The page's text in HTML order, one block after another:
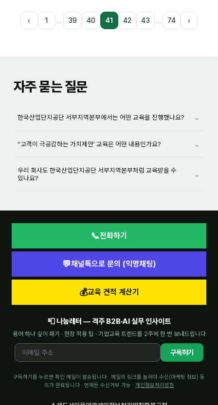
‹ 1 … 39 40 41 42 43 … 74 ›
자주 묻는 질문
한국산업단지공단 서부지역본부에서는 어떤 교육을 진행했나요? ⌄
‘'고객이 극공감하는 가치제안’ 교육은 어떤 내용인가요? ⌄
우리 회사도 한국산업단지공단 서부지역본부처럼 교육받을 수
있나요?
⌄
📞전화하기
💬채널톡으로 문의 (익명채팅)
💰교육 견적 계산기
📮 나눔레터 — 격주 B2B·AI 실무 인사이트
용어 하나 깊이 파기 · 현장 적용 팁 · 기업교육 트렌드를 2주에 한 번 보내드립니다
구독하기
구독하기를 누르면 확인 메일이 발송됩니다 · 메일의 링크를 눌러야 수신(마케팅 정보) 동
의가 완료됩니다 · 언제든 수신거부 가능 · 개인정보처리방침